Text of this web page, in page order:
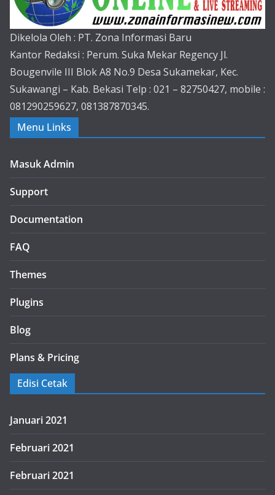
Dikelola Oleh : PT. Zona Informasi Baru
Kantor Redaksi : Perum. Suka Mekar Regency Jl.
Bougenvile III Blok A8 No.9 Desa Sukamekar, Kec.
Sukawangi – Kab. Bekasi Telp : 021 – 82750427, mobile :
081290259627, 081387870345.
Menu Links
Masuk Admin
Support
Documentation
FAQ
Themes
Plugins
Blog
Plans & Pricing
Edisi Cetak
Januari 2021
Februari 2021
Februari 2021